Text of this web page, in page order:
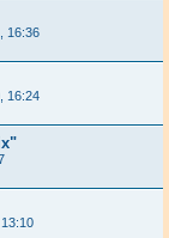
16:36
16:24